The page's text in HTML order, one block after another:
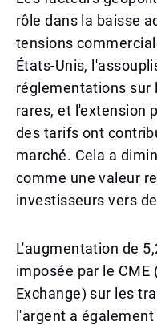
rôle dans la baisse
tensions
États-Unis,
réglementations sur
rares, et l'extension
des tarifs ont
marché. Cela a
comme une valeur
investisseurs vers
L'augmentation de
imposée par le
Exchange) sur les
l'argent a